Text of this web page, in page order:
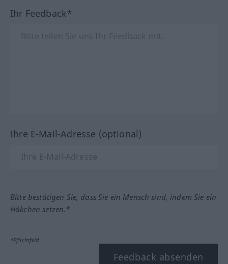
Ihr Feedback*
Ihre E-Mail-Adresse (optional)
Bitte bestätigen Sie, dass Sie ein Mensch sind, indem Sie ein
Häkchen setzen.*
*Pflichtfeld
Feedback absenden